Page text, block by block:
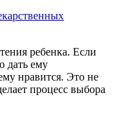
ребенка. Если
дать ему
нравится. Это не
процесс выбора